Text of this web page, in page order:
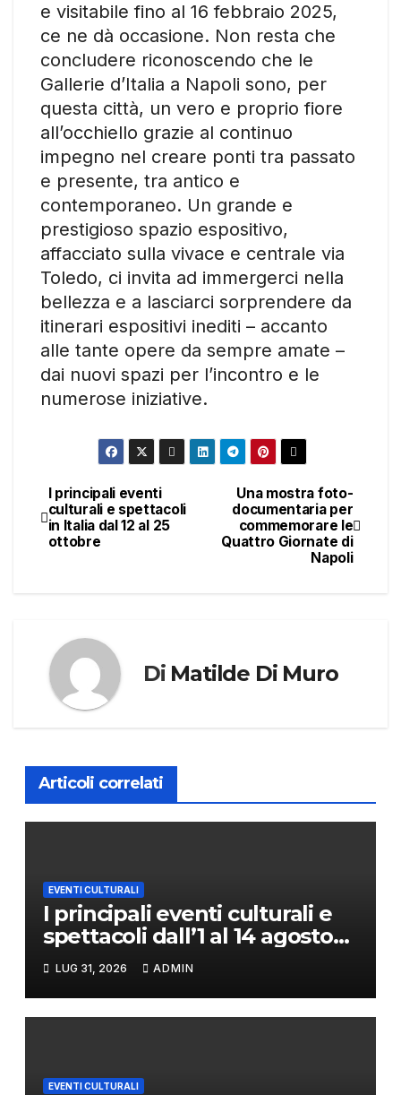
e visitabile fino al 16 febbraio 2025,
ce ne dà occasione. Non resta che
concludere riconoscendo che le
Gallerie d’Italia a Napoli sono, per
questa città, un vero e proprio fiore
all’occhiello grazie al continuo
impegno nel creare ponti tra passato
e presente, tra antico e
contemporaneo. Un grande e
prestigioso spazio espositivo,
affacciato sulla vivace e centrale via
Toledo, ci invita ad immergerci nella
bellezza e a lasciarci sorprendere da
itinerari espositivi inediti – accanto
alle tante opere da sempre amate –
dai nuovi spazi per l’incontro e le
numerose iniziative.
Navigazione
articoli
Una mostra foto-
documentaria per
commemorare le
Quattro Giornate di
Napoli
I principali eventi
culturali e spettacoli
in Italia dal 12 al 25
ottobre
Di Matilde Di Muro
Articoli correlati
EVENTI CULTURALI
I principali eventi culturali e
spettacoli dall’1 al 14 agosto
2026
LUG 31, 2026 ADMIN
EVENTI CULTURALI